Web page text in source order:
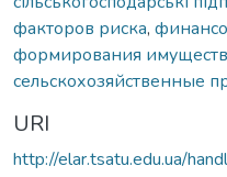
факторов риска,
формирования
сельскохозяйственные
URI
http://elar.tsatu.edu.ua/